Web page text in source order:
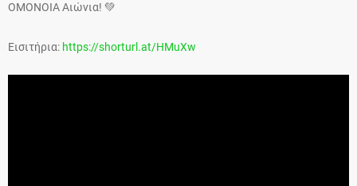
ΟΜΟΝΟΙΑ Αιώνια! 💚
Εισιτήρια: https://shorturl.at/HMuXw